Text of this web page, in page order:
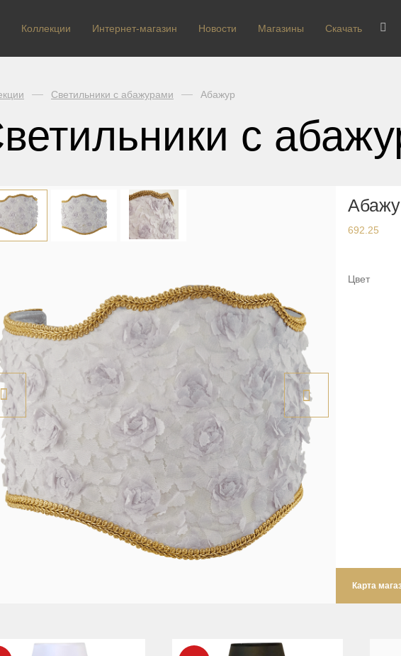
Коллекции Интернет-магазин Новости Магазины Скачать
Светильники с абажурами Абажур
с
692.25
Цвет
Карта